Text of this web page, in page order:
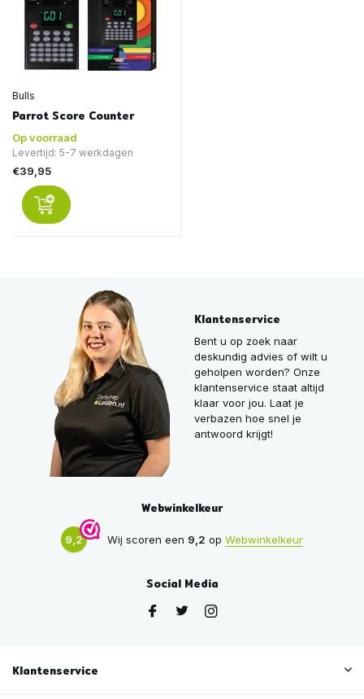
Bulls
Parrot Score Counter
Op voorraad
Levertijd: 5-7 werkdagen
€39,95
Klantenservice
Bent u op zoek naar
deskundig advies of wilt u
geholpen worden? Onze
klantenservice staat altijd
klaar voor jou. Laat je
verbazen hoe snel je
antwoord krijgt!
Webwinkelkeur
9,2 Wij scoren een 9,2 op Webwinkelkeur
Social Media
Klantenservice